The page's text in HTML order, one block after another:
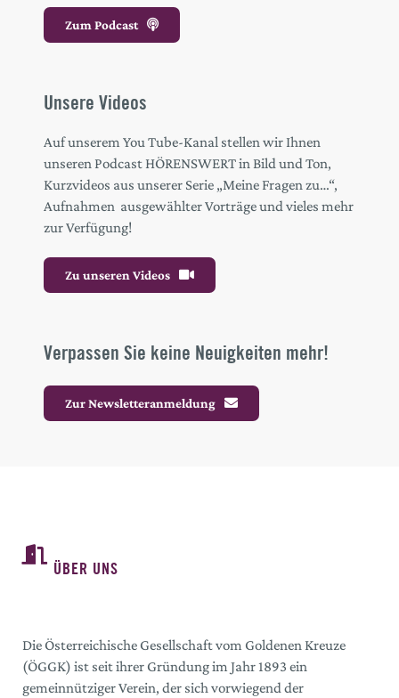
Zum Podcast
Unsere Videos
Auf unserem You Tube-Kanal stellen wir Ihnen
unseren Podcast HÖRENSWERT in Bild und Ton,
Kurzvideos aus unserer Serie „Meine Fragen zu…“,
Aufnahmen ausgewählter Vorträge und vieles mehr
zur Verfügung!
Zu unseren Videos
Verpassen Sie keine Neuigkeiten mehr!
Zur Newsletteranmeldung
ÜBER UNS
Die Österreichische Gesellschaft vom Goldenen Kreuze
(ÖGGK) ist seit ihrer Gründung im Jahr 1893 ein
gemeinnütziger Verein, der sich vorwiegend der